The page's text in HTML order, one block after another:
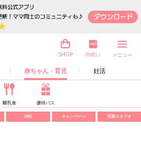
赤ちゃん・育児 妊活
SHOP 内祝い メニュー
離乳食 優待パス
SNS キャンペーン 写真スタジオ